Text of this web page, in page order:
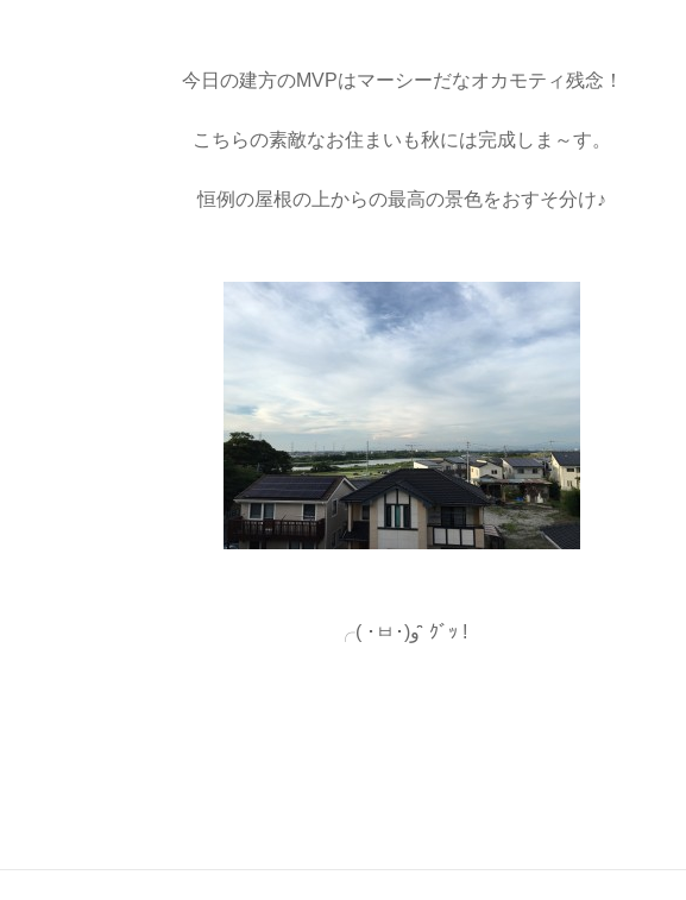
今日の建方のMVPはマーシーだなオカモティ残念！
こちらの素敵なお住まいも秋には完成しま～す。
恒例の屋根の上からの最高の景色をおすそ分け♪
╭( ･ㅂ･)و ̑̑ ｸﾞｯ !